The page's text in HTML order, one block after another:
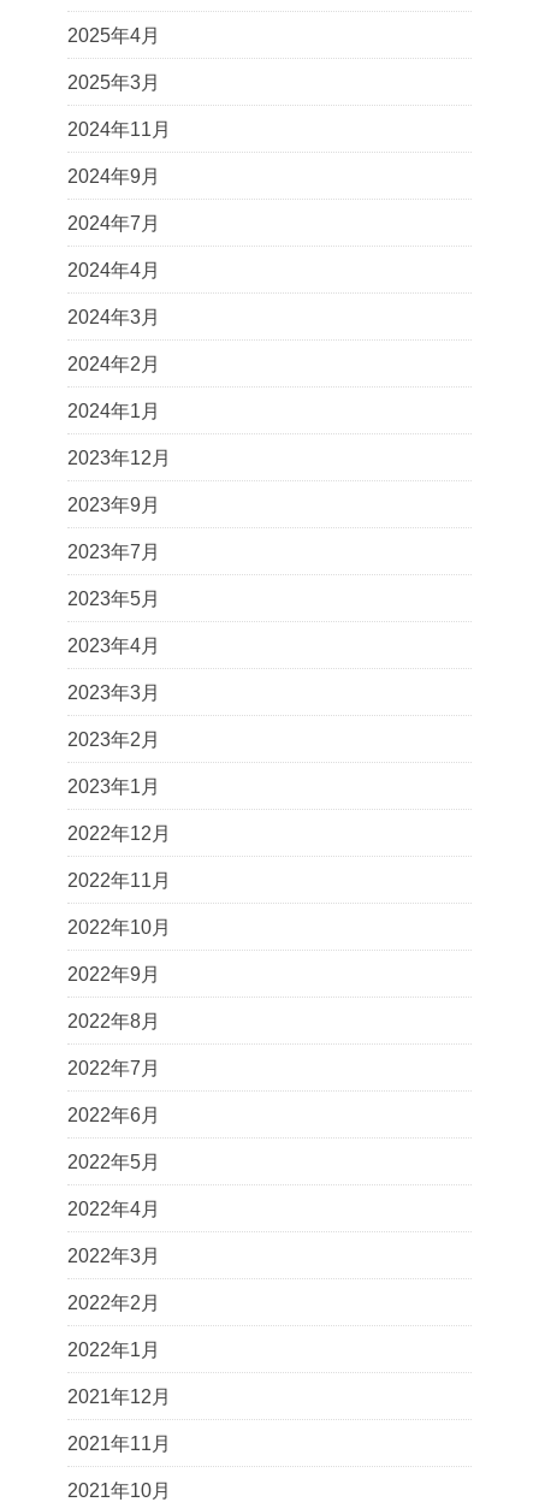
2025年4月
2025年3月
2024年11月
2024年9月
2024年7月
2024年4月
2024年3月
2024年2月
2024年1月
2023年12月
2023年9月
2023年7月
2023年5月
2023年4月
2023年3月
2023年2月
2023年1月
2022年12月
2022年11月
2022年10月
2022年9月
2022年8月
2022年7月
2022年6月
2022年5月
2022年4月
2022年3月
2022年2月
2022年1月
2021年12月
2021年11月
2021年10月